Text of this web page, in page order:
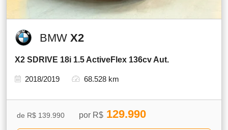
BMW X2
X2 SDRIVE 18i 1.5 ActiveFlex 136cv Aut.
2018/2019 68.528 km
de R$ 139.990 por R$ 129.990